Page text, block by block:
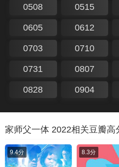
0508 0515
0605 0612
0703 0710
0731 0807
0828 0904
家师父一体 2022相关豆瓣高
9.4分 8.3分